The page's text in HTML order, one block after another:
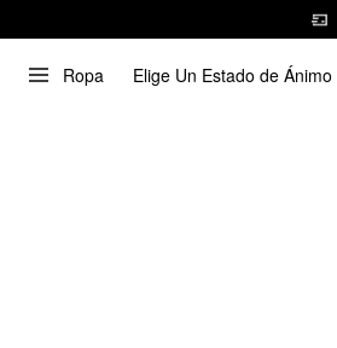
Ropa Elige Un Estado de Ánimo